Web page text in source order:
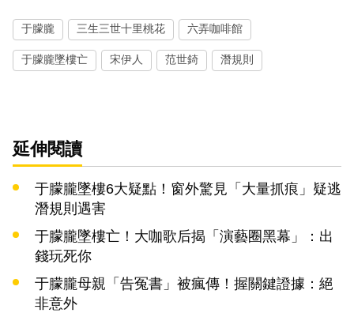
于朦朧 三生三世十里桃花 六弄咖啡館
于朦朧墜樓亡 宋伊人 范世錡 潛規則
延伸閱讀
于朦朧墜樓6大疑點！窗外驚見「大量抓痕」疑逃
潛規則遇害
于朦朧墜樓亡！大咖歌后揭「演藝圈黑幕」：出
錢玩死你
于朦朧母親「告冤書」被瘋傳！握關鍵證據：絕
非意外